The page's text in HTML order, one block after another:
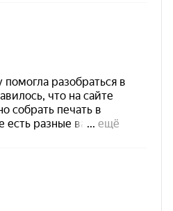
подушка
краска NORIS